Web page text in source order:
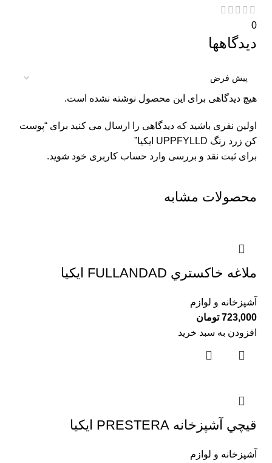
0
دیدگاهها
هیچ دیدگاهی برای این محصول نوشته نشده است.
اولین نفری باشید که دیدگاهی را ارسال می کنید برای “پوست
كن زرد رنگ UPPFYLLD ايكيا”
برای ثبت نقد و بررسی وارد حساب کاربری خود شوید.
محصولات مشابه
ملاغه خاكستري FULLANDAD ايكيا
آشپزخانه و لوازم
723,000 تومان
افزودن به سبد خرید
قيچي آشپزخانه PRESTERA ايكيا
آشپزخانه و لوازم